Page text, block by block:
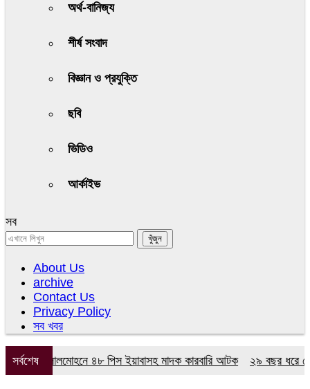
অর্থ-বানিজ্য
শীর্ষ সংবাদ
বিজ্ঞান ও প্রযুক্তি
ছবি
ভিডিও
আর্কাইভ
সব
About Us
archive
Contact Us
Privacy Policy
সব খবর
সর্বশেষলালমোহনে ৪৮ পিস ইয়াবাসহ মাদক কারবারি আটক ২৯ বছর ধরে নেই